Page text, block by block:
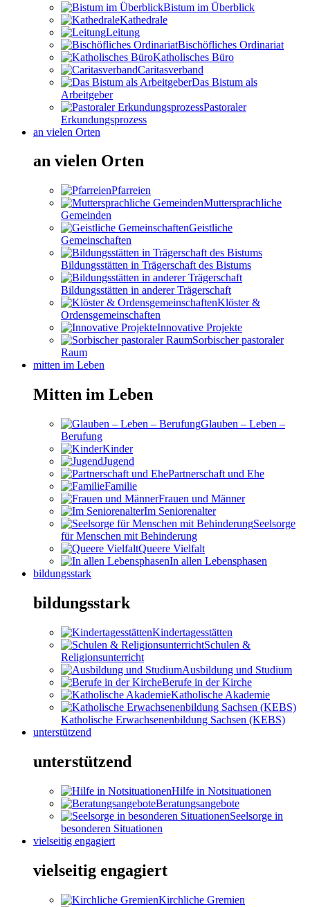
Bistum im Überblick
Kathedrale
Leitung
Bischöfliches Ordinariat
Katholisches Büro
Caritasverband
Das Bistum als
Arbeitgeber
Pastoraler
Erkundungsprozess
an vielen Orten
an vielen Orten
Pfarreien
Muttersprachliche
Gemeinden
Geistliche
Gemeinschaften
Bildungsstätten in Trägerschaft des Bistums
Bildungsstätten in anderer Trägerschaft
Klöster &
Ordensgemeinschaften
Innovative Projekte
Sorbischer pastoraler
Raum
mitten im Leben
Mitten im Leben
Glauben – Leben –
Berufung
Kinder
Jugend
Partnerschaft und Ehe
Familie
Frauen und Männer
Im Seniorenalter
Seelsorge
für Menschen mit Behinderung
Queere Vielfalt
In allen Lebensphasen
bildungsstark
bildungsstark
Kindertagesstätten
Schulen &
Religionsunterricht
Ausbildung und Studium
Berufe in der Kirche
Katholische Akademie
Katholische Erwachsenenbildung Sachsen (KEBS)
unterstützend
unterstützend
Hilfe in Notsituationen
Beratungsangebote
Seelsorge in
besonderen Situationen
vielseitig engagiert
vielseitig engagiert
Kirchliche Gremien